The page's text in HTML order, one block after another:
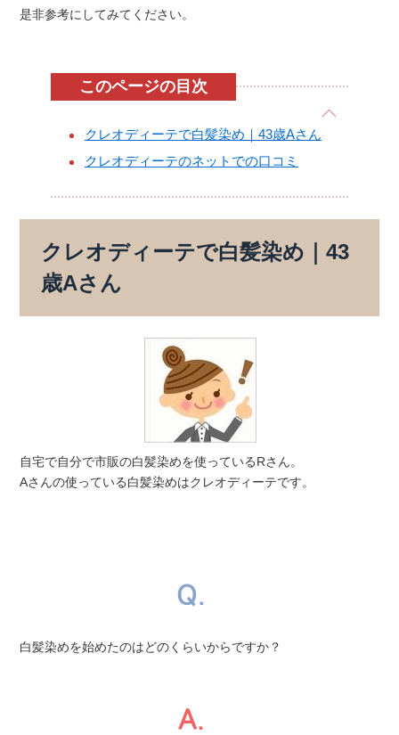
是非参考にしてみてください。
このページの目次
クレオディーテで白髪染め｜43歳Aさん
クレオディーテのネットでの口コミ
クレオディーテで白髪染め｜43
歳Aさん
自宅で自分で市販の白髪染めを使っているRさん。
Aさんの使っている白髪染めはクレオディーテです。
白髪染めを始めたのはどのくらいからですか？